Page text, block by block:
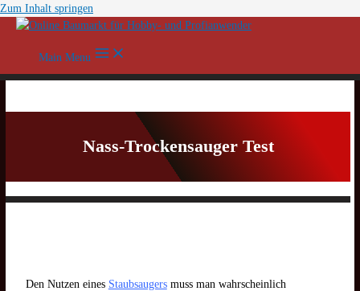
Zum Inhalt springen
Main Menu
Nass-Trockensauger Test
Den Nutzen eines Staubsaugers muss man wahrscheinlich